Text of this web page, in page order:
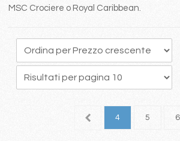
MSC Crociere o Royal Caribbean.
3 4 5 6